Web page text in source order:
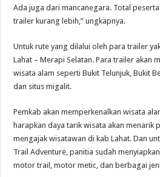
Ada juga dari mancanegara. Total
trailer kurang lebih,” ungkapnya.
Untuk rute yang dilalui oleh para trailer
Lahat – Merapi Selatan. Para trailer akan
wisata alam seperti Bukit Telunjuk, Bukit
dan situs migalit.
Pemkab akan memperkenalkan wisata
harapkan daya tarik wisata akan menarik
mengajak wisatawan di kab Lahat. Dan
Trail Adventure, panitia sudah
motor trail, motor metic, dan berbagai